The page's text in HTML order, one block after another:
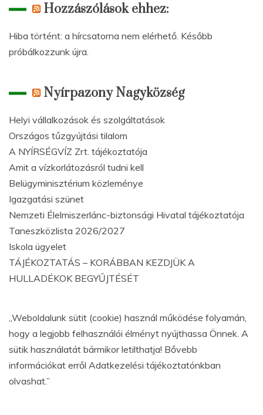
Hozzászólások ehhez:
Hiba történt: a hírcsatorna nem elérhető. Később
próbálkozzunk újra.
Nyírpazony Nagyközség
Helyi vállalkozások és szolgáltatások
Országos tűzgyújtási tilalom
A NYÍRSÉGVÍZ Zrt. tájékoztatója
Amit a vízkorlátozásról tudni kell
Belügyminisztérium közleménye
Igazgatási szünet
Nemzeti Élelmiszerlánc-biztonsági Hivatal tájékoztatója
Taneszközlista 2026/2027
Iskola ügyelet
TÁJÉKOZTATÁS – KORÁBBAN KEZDJÜK A
HULLADÉKOK BEGYŰJTÉSÉT
„Weboldalunk sütit (cookie) használ működése folyamán,
hogy a legjobb felhasználói élményt nyújthassa Önnek. A
sütik használatát bármikor letilthatja! Bővebb
információkat erről Adatkezelési tájékoztatónkban
olvashat.”